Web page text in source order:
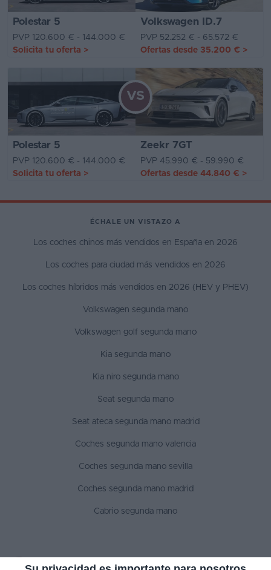
Polestar 5 Volkswagen ID.7
PVP 120.600 € - 144.000 €
PVP 52.252 € - 65.572 €
Solicita tu oferta > Ofertas desde 35.200 € >
Polestar 5 Zeekr 7GT
VS
PVP 120.600 € - 144.000 €
PVP 45.990 € - 59.990 €
Solicita tu oferta > Ofertas desde 44.840 € >
ÉCHALE UN VISTAZO A
Los coches chinos más vendidos en España en 2026
Los coches para ciudad más vendidos en 2026
Los coches híbridos más vendidos en 2026 (HEV y PHEV)
Volkswagen segunda mano
Volkswagen golf segunda mano
Kia segunda mano
Kia niro segunda mano
Seat segunda mano
Seat ateca segunda mano madrid
Coches segunda mano valencia
Coches segunda mano sevilla
Coches segunda mano madrid
Cabrio segunda mano
SÍGUENOS